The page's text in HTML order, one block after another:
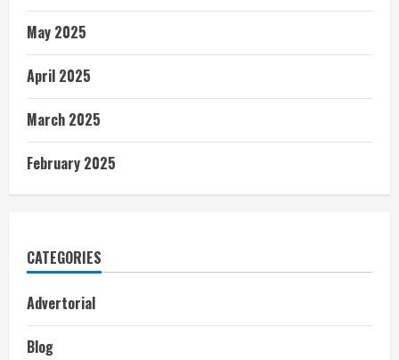
May 2025
April 2025
March 2025
February 2025
CATEGORIES
Advertorial
Blog